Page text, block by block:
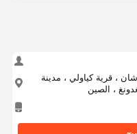
طريق ماوجوشان ، قرية كياولي ، مدينة
، الصين